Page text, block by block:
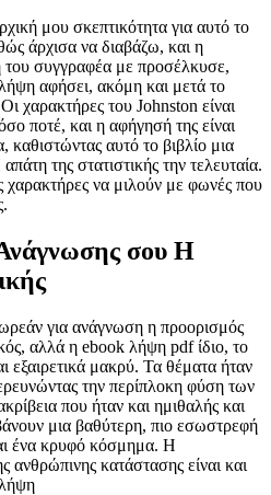
μου σκεπτικότητα για αυτό το
άρχισα να διαβάζω, και η
του συγγραφέα με προσέλκυσε,
αφήσει, ακόμη και μετά το
χαρακτήρες του Johnston είναι
ποτέ, και η αφήγησή της είναι
αυτό το βιβλίο μια
της στατιστικής την τελευταία.
χαρακτήρες να μιλούν με φωνές που
σου Η
για ανάγνωση η προορισμός
αλλά η ebook λήψη pdf ίδιο, το
εξαιρετικά μακρύ. Τα θέματα ήταν
την περίπλοκη φύση των
που ήταν και ημιθαλής και
μια βαθύτερη, πιο εσωστρεφή
ένα κρυφό κόσμημα. Η
κατάστασης είναι και